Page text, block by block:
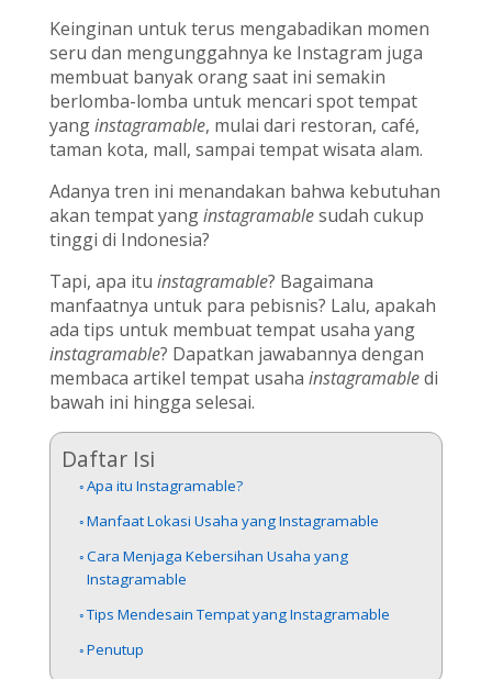
Keinginan untuk terus mengabadikan momen
seru dan mengunggahnya ke Instagram juga
membuat banyak orang saat ini semakin
berlomba-lomba untuk mencari spot tempat
yanginstagramable, mulai dari restoran, café,
taman kota, mall, sampai tempat wisata alam.
Adanya tren ini menandakan bahwa kebutuhan
akan tempat yanginstagramablesudah cukup
tinggi di Indonesia?
Tapi, apa itu instagramable? Bagaimana
manfaatnya untuk para pebisnis? Lalu, apakah
ada tips untuk membuat tempat usaha yang
instagramable? Dapatkan jawabannya dengan
membaca artikel tempat usaha instagramabledi
bawah ini hingga selesai.
Daftar Isi
Apa itu Instagramable?
Manfaat Lokasi Usaha yang Instagramable
Cara Menjaga Kebersihan Usaha yang
Instagramable
Tips Mendesain Tempat yang Instagramable
Penutup